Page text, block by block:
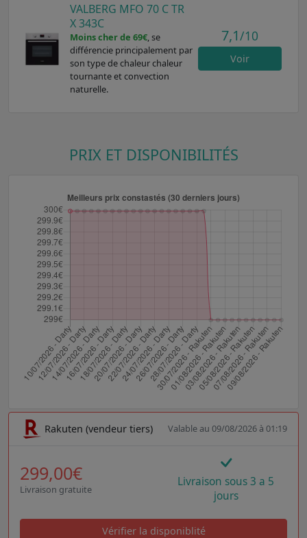
VALBERG MFO 70 C TR
X 343C
Moins cher de 69€, se
différencie principalement par
son type de chaleur chaleur
tournante et convection
naturelle.
7,1/10
Voir
PRIX ET DISPONIBILITÉS
Rakuten (vendeur tiers) Valable au 09/08/2026 à 01:19
299,00€
Livraison gratuite
Livraison sous 3 a 5
jours
Vérifier la disponiblité